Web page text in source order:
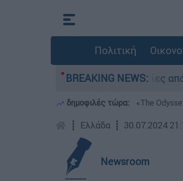
Πολιτική
BREAKING NEWS:
οι δύο τραυματίες από τη
δημοφιλές τώρα: «Τhe
┋ Ελλάδα ┋ 30.07.2024
Newsroom